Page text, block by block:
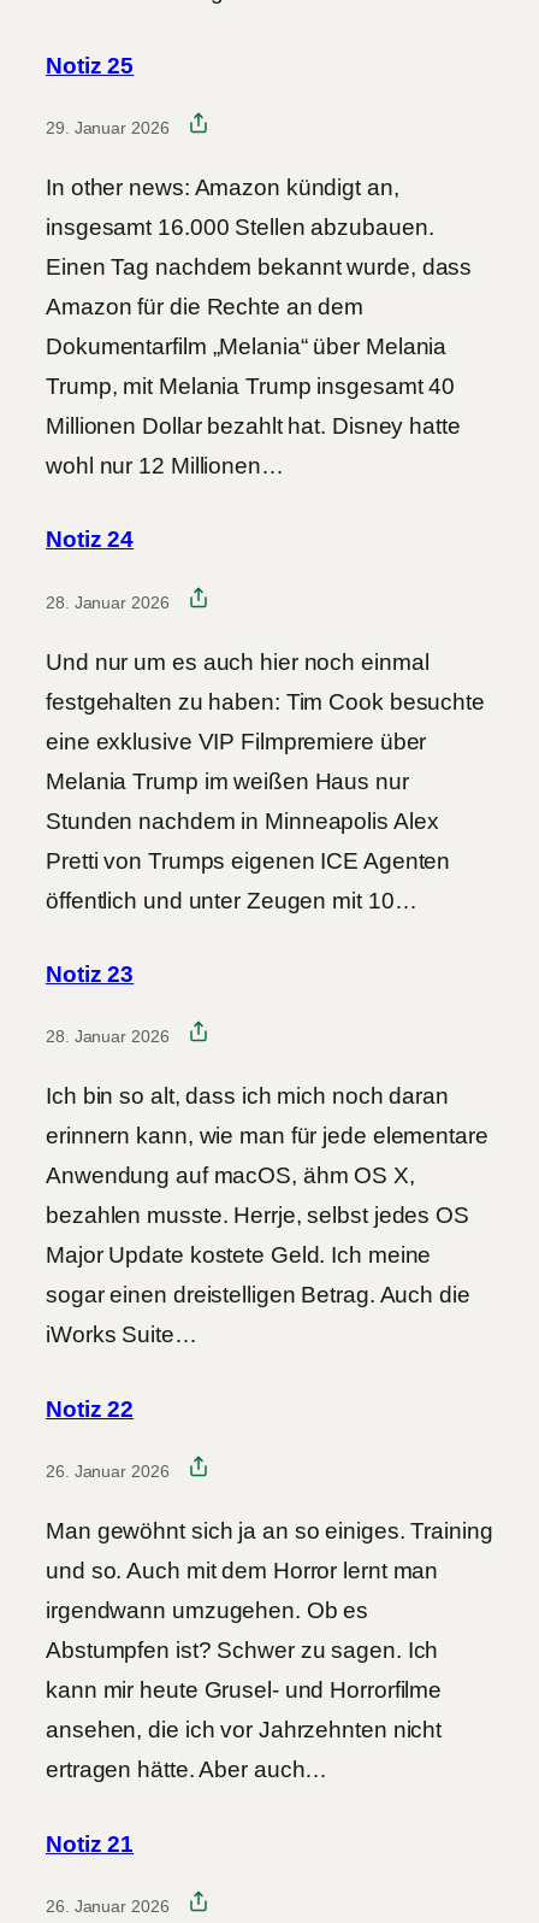
Notiz 25
29. Januar 2026
In other news: Amazon kündigt an,
insgesamt 16.000 Stellen abzubauen.
Einen Tag nachdem bekannt wurde, dass
Amazon für die Rechte an dem
Dokumentarfilm „Melania“ über Melania
Trump, mit Melania Trump insgesamt 40
Millionen Dollar bezahlt hat. Disney hatte
wohl nur 12 Millionen…
Notiz 24
28. Januar 2026
Und nur um es auch hier noch einmal
festgehalten zu haben: Tim Cook besuchte
eine exklusive VIP Filmpremiere über
Melania Trump im weißen Haus nur
Stunden nachdem in Minneapolis Alex
Pretti von Trumps eigenen ICE Agenten
öffentlich und unter Zeugen mit 10…
Notiz 23
28. Januar 2026
Ich bin so alt, dass ich mich noch daran
erinnern kann, wie man für jede elementare
Anwendung auf macOS, ähm OS X,
bezahlen musste. Herrje, selbst jedes OS
Major Update kostete Geld. Ich meine
sogar einen dreistelligen Betrag. Auch die
iWorks Suite…
Notiz 22
26. Januar 2026
Man gewöhnt sich ja an so einiges. Training
und so. Auch mit dem Horror lernt man
irgendwann umzugehen. Ob es
Abstumpfen ist? Schwer zu sagen. Ich
kann mir heute Grusel- und Horrorfilme
ansehen, die ich vor Jahrzehnten nicht
ertragen hätte. Aber auch…
Notiz 21
26. Januar 2026